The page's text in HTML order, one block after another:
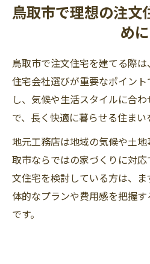
鳥取市で理想の注文
めに
鳥取市で注文住宅を建てる際は
住宅会社選びが重要なポイン
し、気候や生活スタイルに合
で、長く快適に暮らせる住まい
地元工務店は地域の気候や土
取市ならではの家づくりに対
文住宅を検討している方は、
体的なプランや費用感を把握
です。